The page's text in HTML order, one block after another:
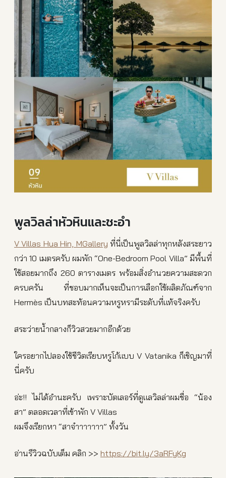
พูลวิลล่าหัวหินและชะอำ
V Villas Hua Hin, MGallery ที่นี่เป็นพูลวิลล่าทุกหลังสระยาว
กว่า 10 เมตรครับ ผมพัก “One-Bedroom Pool Villa” มีพื้นที่
ใช้สอยมากถึง 260 ตารางเมตร พร้อมสิ่งอำนวยความสะดวก
ครบครัน ที่ชอบมากเห็นจะเป็นการเลือกใช้ผลิตภัณฑ์จาก
Hermès เป็นบทสะท้อนความหรูหรามีระดับที่แท้จริงครับ
สระว่ายน้ำกลางก็วิวสวยมากอีกด้วย
ใครอยากไปลองใช้ชีวิตเรียบหรูโก้แบบ V Vatanika ก็เชิญมาที่
นี่ครับ
อ่ะ!! ไม่ได้อำนะครับ เพราะบัตเลอร์ที่ดูแลวิลล่าผมชื่อ “น้อง
สา” ตลอดเวลาที่เข้าพัก V Villas
ผมจึงเรียกหา “สาจ๋าาาาาาา” ทั้งวัน
อ่านรีวิวฉบับเต็ม คลิก >> https://bit.ly/3aRFyKg